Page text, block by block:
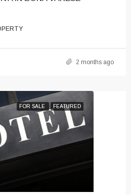
2 months ago
FOR SALE FEATURED